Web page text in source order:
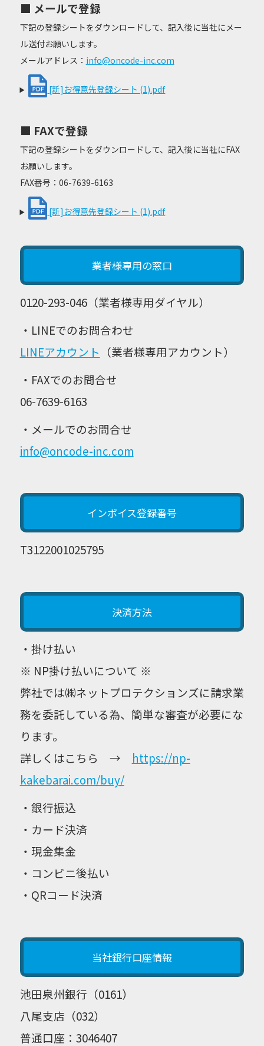
■ メールで登録
下記の登録シートをダウンロードして、記入後に当社にメー
ル送付お願いします。
メールアドレス： info@oncode-inc.com
[新]お得意先登録シート (1).pdf
■ FAXで登録
下記の登録シートをダウンロードして、記入後に当社にFAX
お願いします。
FAX番号：06-7639-6163
[新]お得意先登録シート (1).pdf
業者様専用の窓口
0120-293-046（業者様専用ダイヤル）
・LINEでのお問合わせ
LINEアカウント （業者様専用アカウント）
・FAXでのお問合せ
06-7639-6163
・メールでのお問合せ
info@oncode-inc.com
インボイス登録番号
T3122001025795
決済方法
・掛け払い
※ NP掛け払いについて ※
弊社では㈱ネットプロテクションズに請求業
務を委託している為、簡単な審査が必要にな
ります。
詳しくはこちら → https://np-
kakebarai.com/buy/
・銀行振込
・カード決済
・現金集金
・コンビニ後払い
・QRコード決済
当社銀行口座情報
池田泉州銀行（0161）
八尾支店（032）
普通口座： 3046407